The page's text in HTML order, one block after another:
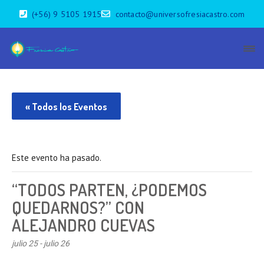
(+56) 9 5105 1915 contacto@universofresiacastro.com
« Todos los Eventos
Este evento ha pasado.
“TODOS PARTEN, ¿PODEMOS
QUEDARNOS?” CON
ALEJANDRO CUEVAS
julio 25-julio 26